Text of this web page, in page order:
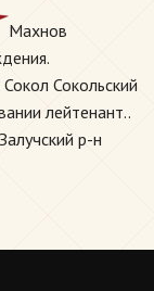
Махнов
Сокольский
лейтенант..
р-н